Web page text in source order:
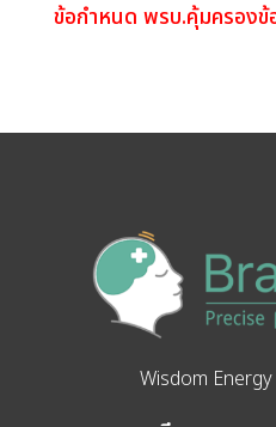
ข้อกำหนด พรบ.คุ้มครอง
Wisdom